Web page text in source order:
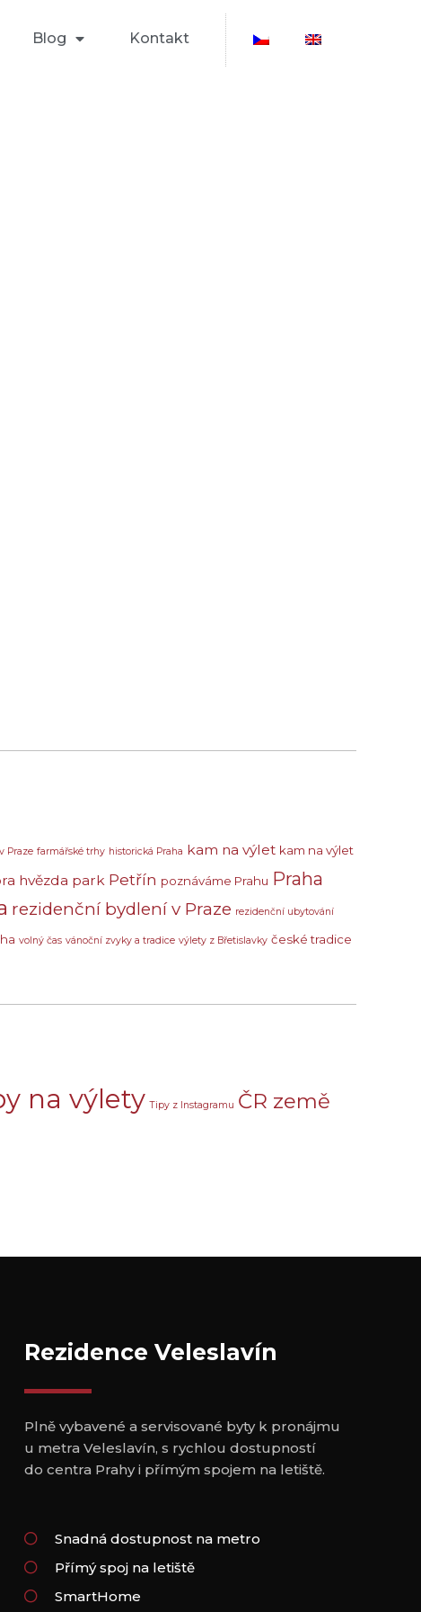
Blog Kontakt
Praze farmářské trhy historická Praha kam na výlet kam na výlet
hvězda park Petřín poznáváme Prahu Praha
rezidenční bydlení v Praze rezidenční ubytování
volný čas vánoční zvyky a tradice výlety z Břetislavky české tradice
na výlety Tipy z Instagramu ČR země
Rezidence Veleslavín
Plně vybavené a servisované byty k pronájmu
u metra Veleslavín, s rychlou dostupností
do centra Prahy i přímým spojem na letiště.
Snadná dostupnost na metro
Přímý spoj na letiště
SmartHome